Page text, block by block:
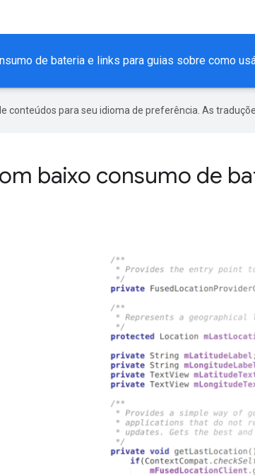
de bateria e links para guias sobre como
conteúdos para seu idioma de preferência. As
baixo consumo de